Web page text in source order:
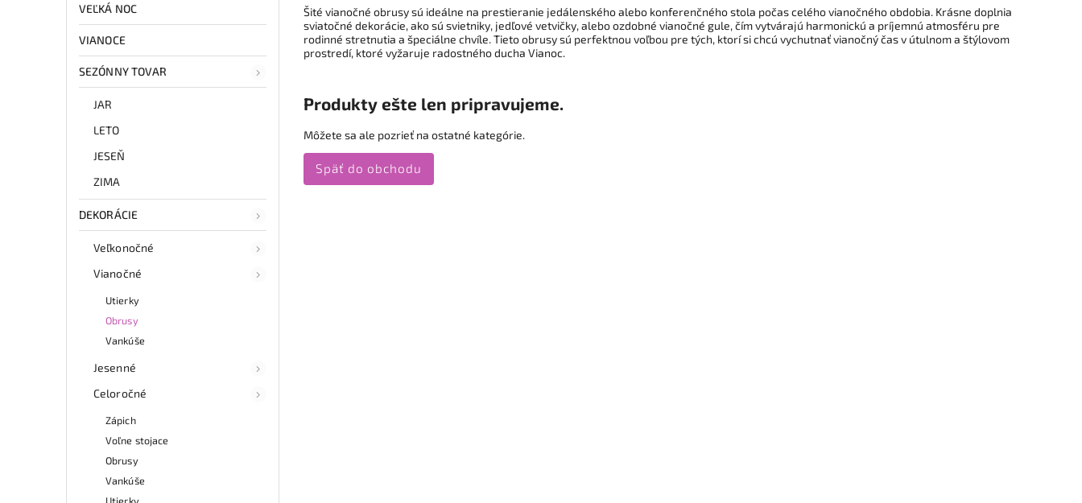
VEĽKÁ NOC
VIANOCE
SEZÓNNY TOVAR
JAR
LETO
JESEŇ
ZIMA
DEKORÁCIE
Veľkonočné
Vianočné
Utierky
Obrusy
Vankúše
Jesenné
Celoročné
Zápich
Voľne stojace
Obrusy
Vankúše
Utierky
Šité vianočné obrusy sú ideálne na prestieranie jedálenského alebo konferenčného stola počas celého vianočného obdobia. Krásne doplnia
sviatočné dekorácie, ako sú svietniky, jedľové vetvičky, alebo ozdobné vianočné gule, čím vytvárajú harmonickú a príjemnú atmosféru pre
rodinné stretnutia a špeciálne chvíle. Tieto obrusy sú perfektnou voľbou pre tých, ktorí si chcú vychutnať vianočný čas v útulnom a štýlovom
prostredí, ktoré vyžaruje radostného ducha Vianoc.
Produkty ešte len pripravujeme.
Môžete sa ale pozrieť na ostatné kategórie.
Späť do obchodu